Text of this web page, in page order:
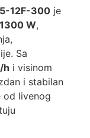
12F-300 je
1300 W,
Sa
h i visinom
i stabilan
od livenog